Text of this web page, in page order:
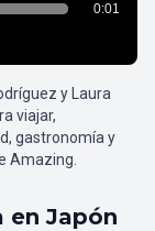
y Laura
viajar,
gastronomía y
Amazing.
en Japón